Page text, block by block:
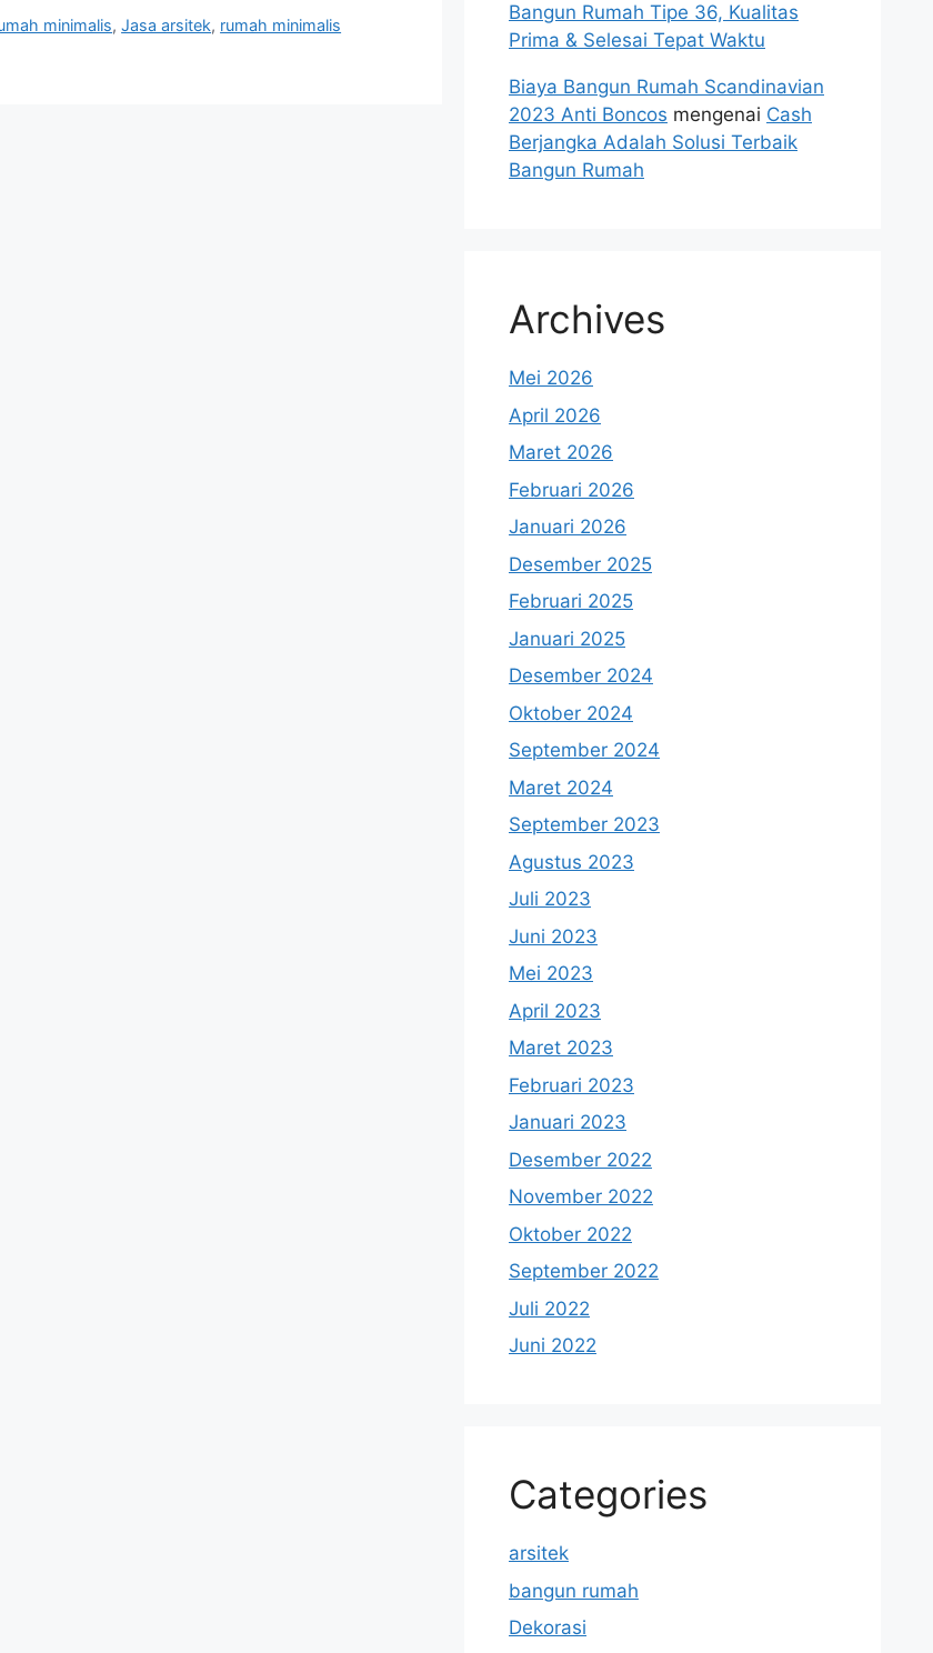
minimalis,Jasa arsitek, rumah minimalis
Bangun Rumah Tipe 36, Kualitas
Prima & Selesai Tepat Waktu
Biaya Bangun Rumah Scandinavian
2023 Anti Boncos mengenai Cash
Berjangka Adalah Solusi Terbaik
Bangun Rumah
Archives
Mei 2026
April 2026
Maret 2026
Februari 2026
Januari 2026
Desember 2025
Februari 2025
Januari 2025
Desember 2024
Oktober 2024
September 2024
Maret 2024
September 2023
Agustus 2023
Juli 2023
Juni 2023
Mei 2023
April 2023
Maret 2023
Februari 2023
Januari 2023
Desember 2022
November 2022
Oktober 2022
September 2022
Juli 2022
Juni 2022
Categories
arsitek
bangun rumah
Dekorasi